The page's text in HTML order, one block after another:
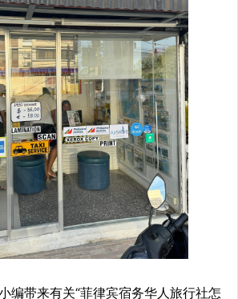
编带来有关“菲律宾宿务华人旅行社怎